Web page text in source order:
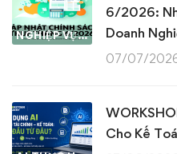
NGHIỆP VỤ KẾ TOÁN & THUẾ
6/2026:
Doanh
07/07/
Cho Kế